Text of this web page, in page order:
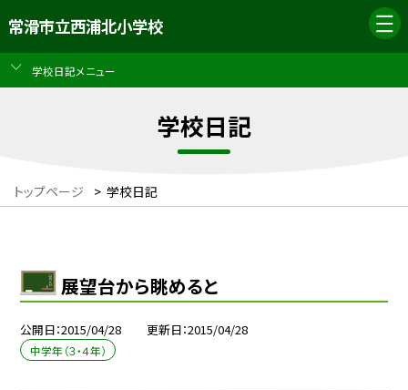
常滑市立西浦北小学校
学校日記メニュー
学校日記
トップページ > 学校日記
展望台から眺めると
公開日 2015/04/28 更新日 2015/04/28
中学年（３・４年）